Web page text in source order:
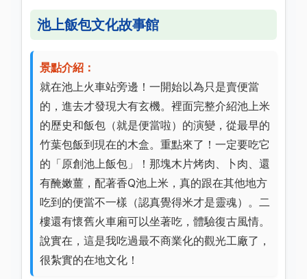
池上飯包文化故事館
景點介紹：
就在池上火車站旁邊！一開始以為只是賣便當
的，進去才發現大有玄機。裡面完整介紹池上米
的歷史和飯包（就是便當啦）的演變，從最早的
竹葉包飯到現在的木盒。重點來了！一定要吃它
的「原創池上飯包」！那塊木片烤肉、卜肉、還
有醃嫩薑，配著香Q池上米，真的跟在其他地方
吃到的便當不一樣（認真覺得米才是靈魂）。二
樓還有懷舊火車廂可以坐著吃，體驗復古風情。
說實在，這是我吃過最不商業化的觀光工廠了，
很紮實的在地文化！